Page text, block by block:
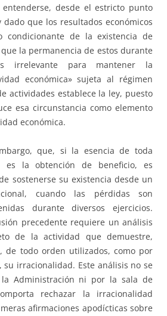
entenderse, desde el estricto punto
dado que los resultados económicos
condicionante de la existencia de
la permanencia de estos durante
irrelevante para mantener la
económica» sujeta al régimen
actividades establece la ley, puesto
esa circunstancia como elemento
económica.
que, si la esencia de toda
es la obtención de beneficio, es
sostenerse su existencia desde un
cuando las pérdidas son
durante diversos ejercicios.
precedente requiere un análisis
de la actividad que demuestre,
de todo orden utilizados, como por
irracionalidad. Este análisis no se
Administración ni por la sala de
rechazar la irracionalidad
afirmaciones apodícticas sobre